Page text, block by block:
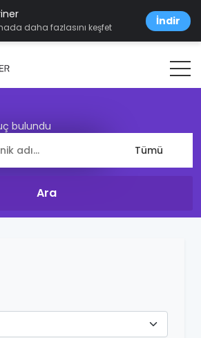
daha fazlasını keşfet İndir
bulundu